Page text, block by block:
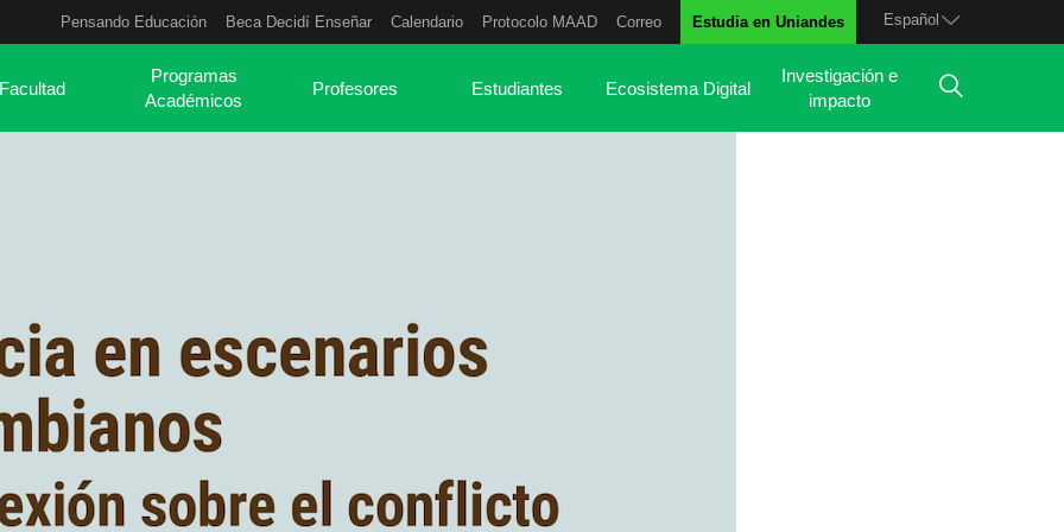
Español
Pensando Educación Beca Decidí Enseñar Calendario Protocolo MAAD Correo Estudia en Uniandes
Facultad
Programas
Académicos
Profesores Estudiantes Ecosistema Digital
Investigación e
impacto